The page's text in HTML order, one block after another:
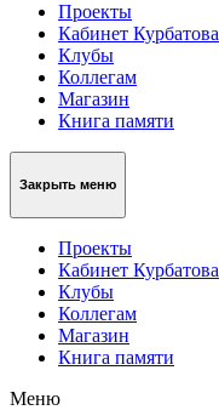
Проекты
Кабинет Курбатова
Клубы
Коллегам
Магазин
Книга памяти
Закрыть меню
Проекты
Кабинет Курбатова
Клубы
Коллегам
Магазин
Книга памяти
Меню